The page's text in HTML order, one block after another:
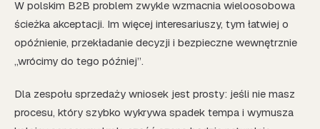
W polskim B2B problem zwykle wzmacnia wieloosobowa
ścieżka akceptacji. Im więcej interesariuszy, tym łatwiej o
opóźnienie, przekładanie decyzji i bezpieczne wewnętrznie
„wrócimy do tego później”.
Dla zespołu sprzedaży wniosek jest prosty: jeśli nie masz
procesu, który szybko wykrywa spadek tempa i wymusza